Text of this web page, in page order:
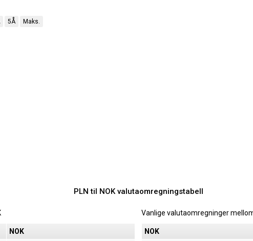
5Å Maks.
PLN til NOK valutaomregningstabell
NOK
Vanlige valutaomregninger
NOK